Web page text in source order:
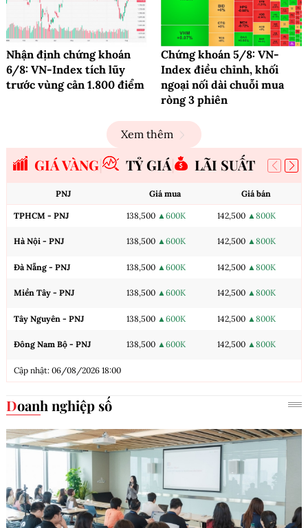
Nhận định chứng khoán
6/8: VN-Index tích lũy
trước vùng cản 1.800 điểm
Chứng khoán 5/8: VN-
Index điều chỉnh, khối
ngoại nối dài chuỗi mua
ròng 3 phiên
Xem thêm
GIÁ VÀNG TỶ GIÁ LÃI SUẤT
PNJ Giá mua Giá bán
TPHCM - PNJ 138,500 ▲600K 142,500 ▲800K
Hà Nội - PNJ 138,500 ▲600K 142,500 ▲800K
Đà Nẵng - PNJ 138,500 ▲600K 142,500 ▲800K
Miền Tây - PNJ 138,500 ▲600K 142,500 ▲800K
Tây Nguyên - PNJ 138,500 ▲600K 142,500 ▲800K
Đông Nam Bộ - PNJ 138,500 ▲600K 142,500 ▲800K
Cập nhật: 06/08/2026 18:00
Doanh nghiệp số